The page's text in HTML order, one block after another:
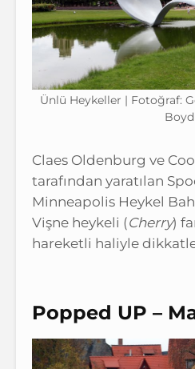
Ünlü Heykeller | Fotoğraf:
Boyd
Claes Oldenburg ve
tarafından yaratılan
Minneapolis Heykel
Vişne heykeli (Cherry)
hareketli haliyle
Popped UP –